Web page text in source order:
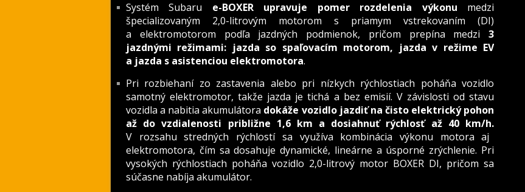
Systém Subaru e-BOXER upravuje pomer rozdelenia výkonu medzi
špecializovaným 2,0-litrovým motorom s priamym vstrekovaním (DI)
a elektromotorom podľa jazdných podmienok, pričom prepína medzi 3
jazdnými režimami: jazda so spaľovacím motorom, jazda v režime EV
a jazda s asistenciou elektromotora.
Pri rozbiehaní zo zastavenia alebo pri nízkych rýchlostiach poháňa vozidlo
samotný elektromotor, takže jazda je tichá a bez emisií. V závislosti od stavu
vozidla a nabitia akumulátora dokáže vozidlo jazdiť na čisto elektrický pohon
až do vzdialenosti približne 1,6 km a dosiahnuť rýchlosť až 40 km/h.
V rozsahu stredných rýchlostí sa využíva kombinácia výkonu motora aj
elektromotora, čím sa dosahuje dynamické, lineárne a úsporné zrýchlenie. Pri
vysokých rýchlostiach poháňa vozidlo 2,0-litrový motor BOXER DI, pričom sa
súčasne nabíja akumulátor.